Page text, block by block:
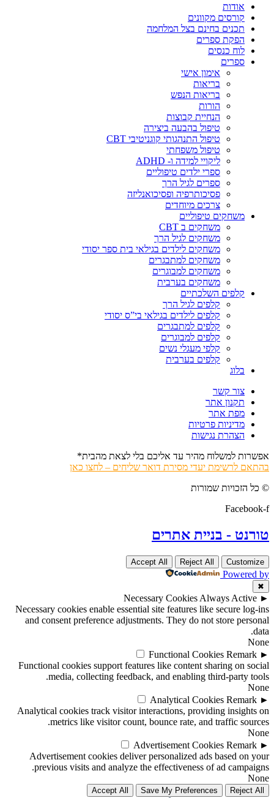
אודות
קורסים מקוונים
תכנים בחינם בצל המלחמה
הפקת ספרים
לוח כנסים
ספרים
אימון אישי
בריאות
בריאות הנפש
הורות
הנחיית קבוצות
טיפול בהבעה ביצירה
טיפול התנהגותי קוגניטיבי CBT
טיפול משפחתי
ליקויי למידה ו- ADHD
ספרי ילדים טיפוליים
ספרים לגיל הרך
פסיכותרפיה ופסיכואנליזה
צרכים מיוחדים
משחקים טיפוליים
משחקים ב CBT
משחקים לגיל הרך
משחקים לילדים בגילאי בית ספר יסודי
משחקים למתבגרים
משחקים למבוגרים
משחקים בערבית
קלפים השלכתיים
קלפים לגיל הרך
קלפים לילדים בגילאי בי”ס יסודי
קלפים למתבגרים
קלפים למבוגרים
קלפי מעגלי נשים
קלפים בערבית
בלוג
צור קשר
תקנון אתר
מפת אתר
מדיניות פרטיות
הצהרת נגישות
אפשרות למשלוח מהיר עד אליכם בלי לצאת מהבית*
בהתאם לרשימת יעדי מסירת דואר שליחים – לחצו כאן
© כל הזכויות שמורות
Facebook-f
טורנט - בניית אתרים
Customize
Reject All
Accept All
Powered by
✖
►
Necessary Cookies Always Active
Necessary cookies enable essential site features like secure log-ins
and consent preference adjustments. They do not store personal
data.
None
►
Functional Cookies Remark
Functional cookies support features like content sharing on social
media, collecting feedback, and enabling third-party tools.
None
►
Analytical Cookies Remark
Analytical cookies track visitor interactions, providing insights on
metrics like visitor count, bounce rate, and traffic sources.
None
►
Advertisement Cookies Remark
Advertisement cookies deliver personalized ads based on your
previous visits and analyze the effectiveness of ad campaigns.
None
Reject All
Save My Preferences
Accept All